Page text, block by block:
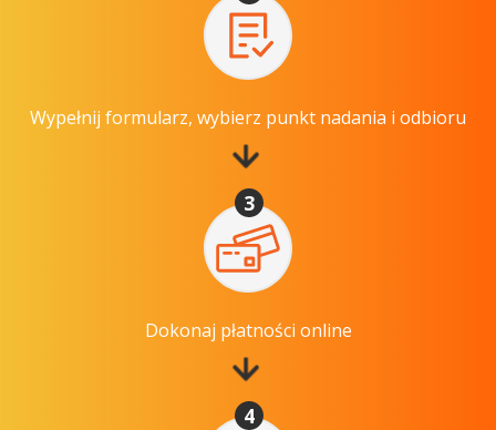
Wypełnij formularz, wybierz punkt nadania i odbioru
3
Dokonaj płatności online
4